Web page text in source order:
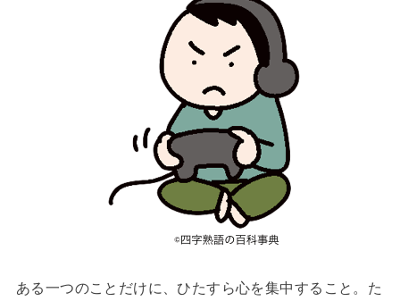
ある一つのことだけに、ひたすら心を集中すること。た